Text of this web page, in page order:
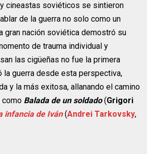
cineastas soviéticos se sintieron
de la guerra no solo como un
gran nación soviética demostró su
de trauma individual y
las cigüeñas no fue la primera
la guerra desde esta perspectiva,
y la más exitosa, allanando el camino
como Balada de un soldado(Grigori
infancia de Iván(Andrei Tarkovsky,